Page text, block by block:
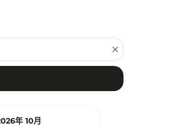
close
年 10月